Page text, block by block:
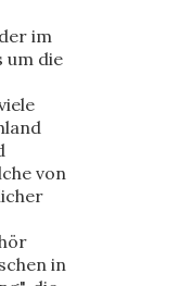
im
um die
von
in